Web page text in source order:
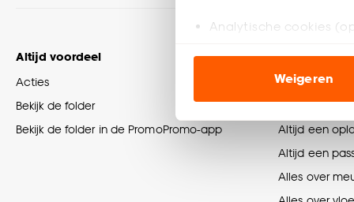
Analytische cookies
ook buiten de
Klik op ‘Ja, alles
noodzakelijke cookies te
accepteren door op
Goed om te weten is dat
Weigeren
Altijd voordeel
Acties
Bekijk de folder
Bekijk de folder in de PromoPromo-app
Tips en info
Wooninspiratie
Inspiratie op
Altijd een
Altijd een
Alles over